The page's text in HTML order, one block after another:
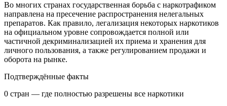
Во многих странах государственная борьба с наркотрафиком
направлена на пресечение распространения нелегальных
препаратов. Как правило, легализация некоторых наркотиков
на официальном уровне сопровождается полной или
частичной декриминализацией их приема и хранения для
личного пользования, а также регулированием продажи и
оборота на рынке.
Подтверждённые факты
0 стран — где полностью разрешены все наркотики